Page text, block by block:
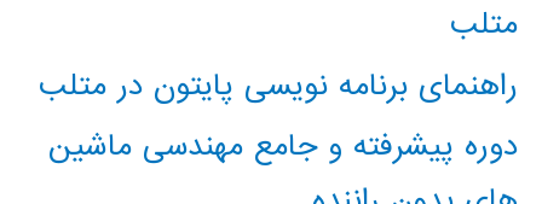
متلب
راهنمای برنامه نویسی پایتون در متلب
دوره پیشرفته و جامع مهندسی ماشین